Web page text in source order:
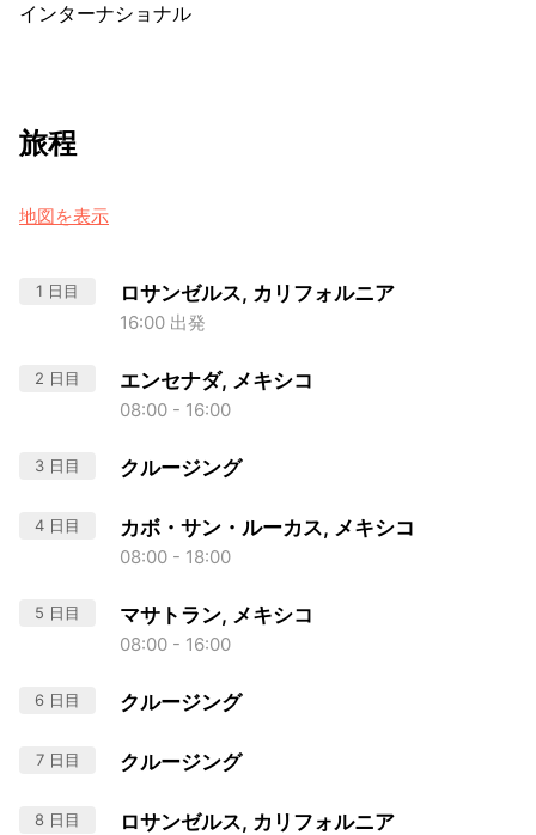
インターナショナル
旅程
地図を表示
1 日目 ロサンゼルス, カリフォルニア
16:00 出発
2 日目 エンセナダ, メキシコ
08:00 - 16:00
3 日目 クルージング
4 日目 カボ・サン・ルーカス, メキシコ
08:00 - 18:00
5 日目 マサトラン, メキシコ
08:00 - 16:00
6 日目 クルージング
7 日目 クルージング
8 日目 ロサンゼルス, カリフォルニア